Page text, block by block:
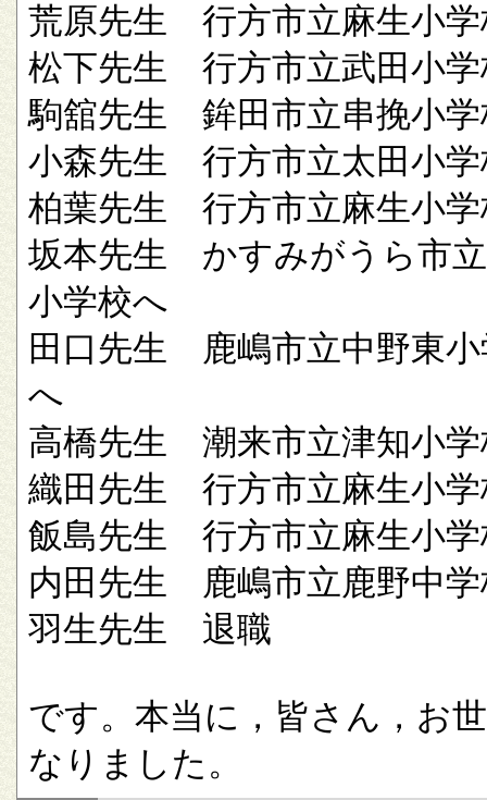
荒原先生 行方市立麻生小学
松下先生 行方市立武田小学
駒舘先生 鉾田市立串挽小学
小森先生 行方市立太田小学
柏葉先生 行方市立麻生小学
坂本先生 かすみがうら市
小学校へ
田口先生 鹿嶋市立中野東小
へ
高橋先生 潮来市立津知小学
織田先生 行方市立麻生小学
飯島先生 行方市立麻生小学
内田先生 鹿嶋市立鹿野中学
羽生先生 退職
です。本当に，皆さん，お
なりました。